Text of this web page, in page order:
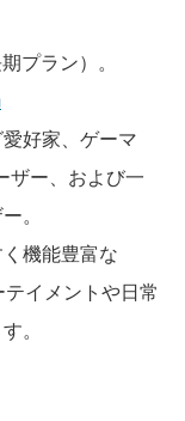
プラン）。
好家、ゲーマ
ザー、および一
。
機能豊富な
イメントや日常
。